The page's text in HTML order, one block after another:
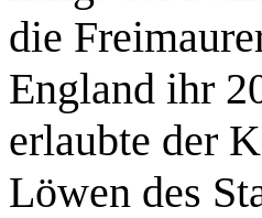
die
England ihr
erlaubte der
Löwen des